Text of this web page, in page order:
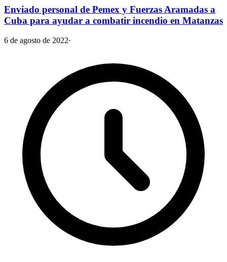
Enviado personal de Pemex y Fuerzas Aramadas a
Cuba para ayudar a combatir incendio en Matanzas
6 de agosto de 2022·